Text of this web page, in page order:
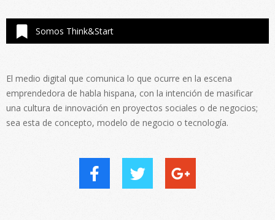
Somos Think&Start
El medio digital que comunica lo que ocurre en la escena
emprendedora de habla hispana, con la intención de masificar
una cultura de innovación en proyectos sociales o de negocios;
sea esta de concepto, modelo de negocio o tecnología.